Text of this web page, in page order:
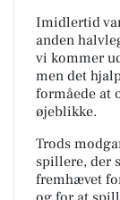
Imidlertid
anden
vi kommer
men det
formåede at
øjeblikke.
Trods
spillere, der
fremhævet